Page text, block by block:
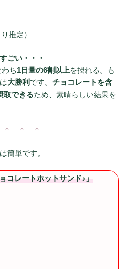
推定）
ごい・・・
ち1日量の6割以上を摂れる。も
大勝利 です。 チョコレートを含
取できるため、素晴らしい結果を
＊ ＊ ＊
簡単です。
コレートホットサンド♪』